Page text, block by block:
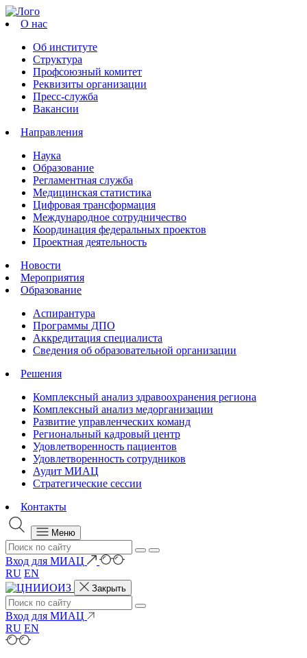
О нас
Об институте
Структура
Профсоюзный комитет
Реквизиты организации
Пресс-служба
Вакансии
Направления
Наука
Образование
Регламентная служба
Медицинская статистика
Цифровая трансформация
Международное сотрудничество
Координация федеральных проектов
Проектная деятельность
Новости
Мероприятия
Образование
Аспирантура
Программы ДПО
Аккредитация специалиста
Сведения об образовательной организации
Решения
Комплексный анализ здравоохранения региона
Комплексный анализ медорганизации
Развитие управленческих команд
Региональный кадровый центр
Удовлетворенность пациентов
Удовлетворенность сотрудников
Аудит МИАЦ
Стратегические сессии
Контакты
Меню
Вход для МИАЦ
RU EN
Закрыть
Вход для МИАЦ
RU EN